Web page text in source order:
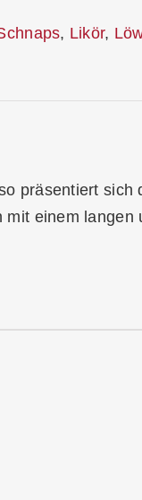
, Likör,
präsentiert sich
einem langen